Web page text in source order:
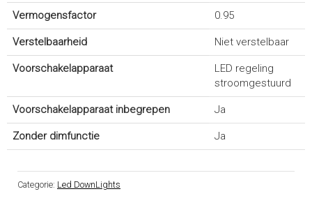
Vermogensfactor 0.95
Verstelbaarheid Niet verstelbaar
Voorschakelapparaat
LED regeling
stroomgestuurd
Voorschakelapparaat inbegrepen Ja
Zonder dimfunctie Ja
Categorie: Led DownLights